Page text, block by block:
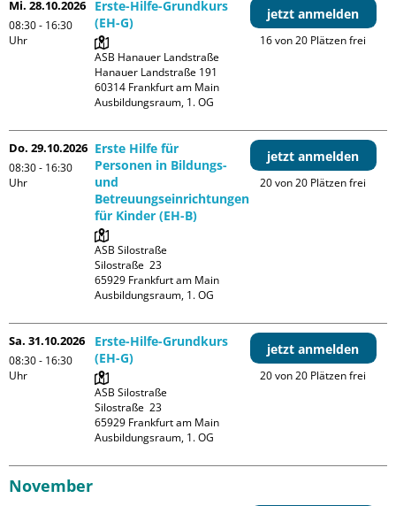
Mi. 28.10.2026
08:30 - 16:30
Uhr
Erste-Hilfe-Grundkurs
(EH-G)
ASB Hanauer Landstraße
Hanauer Landstraße 191
60314 Frankfurt am Main
Ausbildungsraum, 1. OG
jetzt anmelden
16 von 20 Plätzen frei
Do. 29.10.2026
08:30 - 16:30
Uhr
Erste Hilfe für
Personen in Bildungs-
und
Betreuungseinrichtungen
für Kinder (EH-B)
ASB Silostraße
Silostraße  23
65929 Frankfurt am Main
Ausbildungsraum, 1. OG
jetzt anmelden
20 von 20 Plätzen frei
Sa. 31.10.2026
08:30 - 16:30
Uhr
Erste-Hilfe-Grundkurs
(EH-G)
ASB Silostraße
Silostraße  23
65929 Frankfurt am Main
Ausbildungsraum, 1. OG
jetzt anmelden
20 von 20 Plätzen frei
November